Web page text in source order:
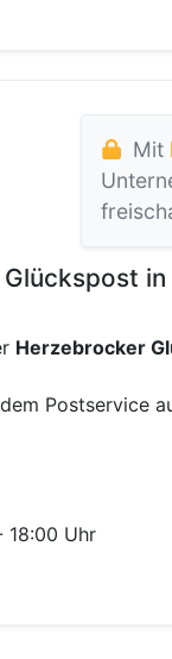
Mit
Herzebrocker
Postservice
18:00 Uhr